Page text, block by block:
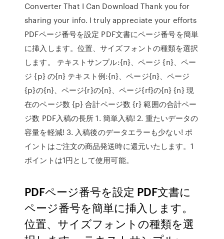
Converter That I Can Download Thank you for
sharing your info. I truly appreciate your efforts
PDFページ番号を設定 PDF文書にページ番号を簡単
に挿入します。位置、サイズフォントの種類を選択
します。 テキストサンプル:{n}、ページ {n}、ペー
ジ {p} の{n} テキスト例:{n}、ページ{n}、ページ
{p}の{n}、ページ{r}の{n}、ページ{rf}の{n} {n} 現
在のページ数 {p} 合計ページ数 {r} 範囲の合計ペー
ジ数 PDF入稿の長所 1. 簡単入稿! 2. 重たいデータの
容量を軽減! 3. 入稿後のデータエラーも少ない! ポ
イントはご注文の商品発送時に還元いたします。1
ポイントは1円として使用可能。
PDFページ番号を設定 PDF文書に
ページ番号を簡単に挿入します。
位置、サイズフォントの種類を選